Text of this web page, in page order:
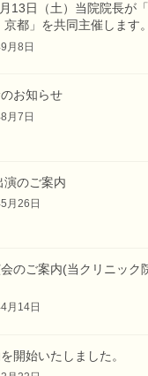
13日（土）当院院長が
都」を共同主催します。
月8日
お知らせ
月7日
演のご案内
月26日
のご案内(当クリニック
月14日
開始いたしました。